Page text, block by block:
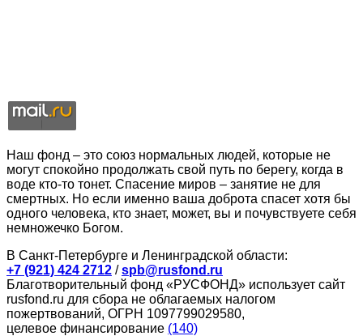
Наш фонд – это союз нормальных людей, которые не
могут спокойно продолжать свой путь по берегу, когда в
воде кто-то тонет. Спасение миров – занятие не для
смертных. Но если именно ваша доброта спасет хотя бы
одного человека, кто знает, может, вы и почувствуете себя
немножечко Богом.
В Санкт-Петербурге и Ленинградской области:
+7 (921) 424 2712 /spb@rusfond.ru
Благотворительный фонд «РУСФОНД» использует сайт
rusfond.ru для сбора не облагаемых налогом
пожертвований, ОГРН 1097799029580,
целевое финансирование (140)